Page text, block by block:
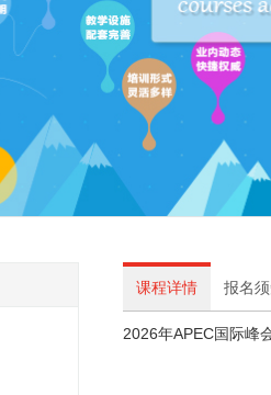
课程详情 报名
2026年APEC国际峰